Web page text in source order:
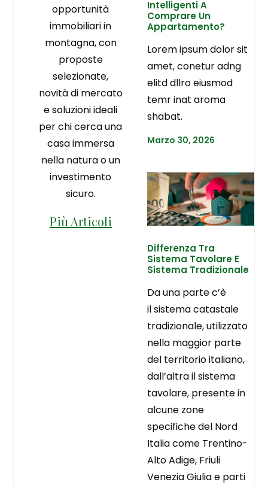
opportunità
immobiliari in
montagna, con
proposte
selezionate,
novità di mercato
e soluzioni ideali
per chi cerca una
casa immersa
nella natura o un
investimento
sicuro.
Più Articoli
Intelligenti A
Comprare Un
Appartamento?
Lorem ipsum dolor sit
amet, conetur adng
elitd dllro eiusmod
temr inat aroma
shabat.
Marzo 30, 2026
Differenza Tra
Sistema Tavolare E
Sistema Tradizionale
Da una parte c’è
il sistema catastale
tradizionale, utilizzato
nella maggior parte
del territorio italiano,
dall’altra il sistema
tavolare, presente in
alcune zone
specifiche del Nord
Italia come Trentino-
Alto Adige, Friuli
Venezia Giulia e parti